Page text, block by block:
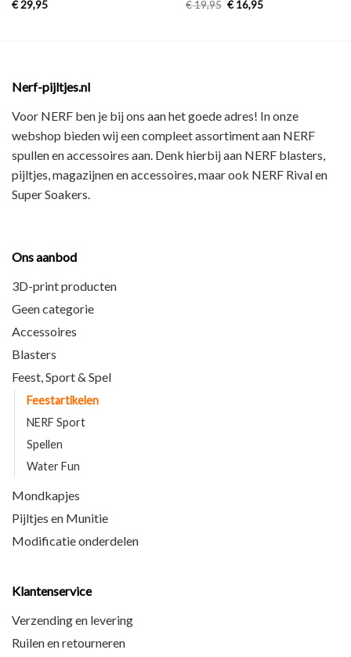
€29,95
€19,95 €16,95
Nerf-pijltjes.nl
Voor NERF ben je bij ons aan het goede adres! In onze
webshop bieden wij eencompleet assortimentaan NERF
spullen en accessoires aan. Denk hierbij aan NERF blasters,
pijltjes, magazijnen en accessoires , maar ook NERF Rival en
Super Soakers
Ons aanbod
3D-print producten
Geen categorie
Accessoires
Blasters
Feest, Sport & Spel
Feestartikelen
NERF Sport
Spellen
Water Fun
Mondkapjes
Pijltjes en Munitie
Modificatie onderdelen
Klantenservice
Verzending en levering
Ruilen en retourneren